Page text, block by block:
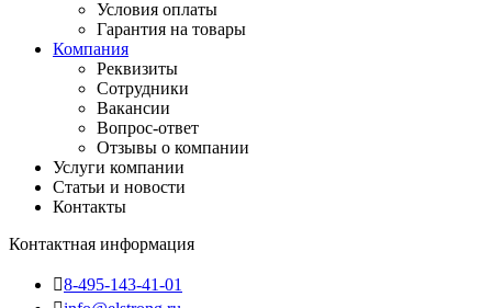
Условия оплаты
Гарантия на товары
Компания
Реквизиты
Сотрудники
Вакансии
Вопрос-ответ
Отзывы о компании
Услуги компании
Статьи и новости
Контакты
Контактная информация
8-495-143-41-01